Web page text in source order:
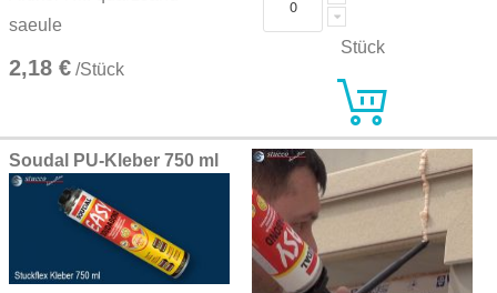
saeule
2,18 € /Stück
Stück
Soudal PU-Kleber 750 ml